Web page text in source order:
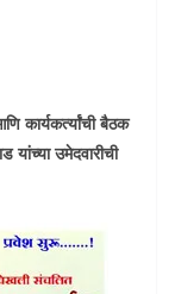
कार्यकर्त्यांची बैठक
उमेदवारीची